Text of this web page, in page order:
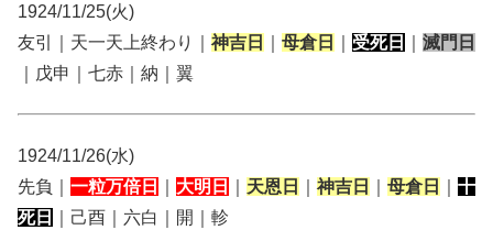
1924/11/25(火)
友引｜天一天上終わり｜ 神吉日 母倉日 受死日
滅門日
｜戊申｜七赤｜納｜翼
1924/11/26(水)
先負｜ 一粒万倍日 大明日 天恩日 神吉日 母倉日
十
死日
｜己酉｜六白｜開｜軫